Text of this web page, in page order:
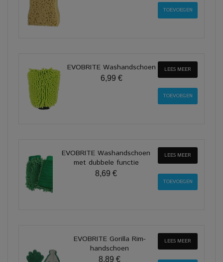
EVOBRITE Washandschoen
6,99 €
LEES MEER
EVOBRITE Washandschoen
met dubbele functie
8,69 €
LEES MEER
EVOBRITE Gorilla Rim-
handschoen
8,89 €
LEES MEER